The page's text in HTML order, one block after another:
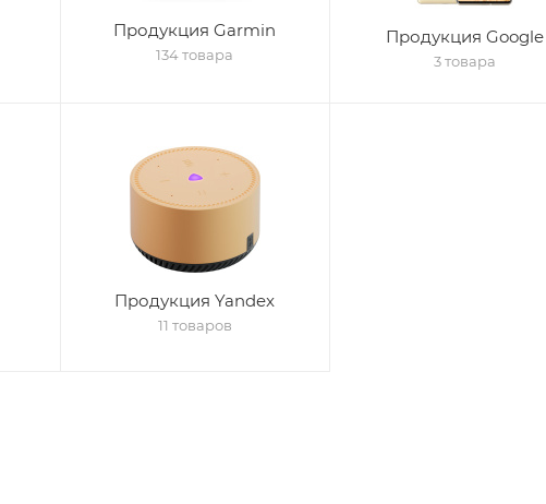
Продукция Garmin
134 товара
Продукция Google
3 товара
Продукция Yandex
11 товаров